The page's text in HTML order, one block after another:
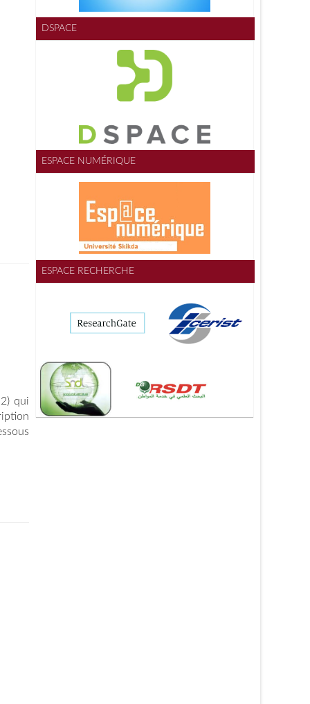
qui
DSPACE
ESPACE NUMÉRIQUE
ESPACE RECHERCHE